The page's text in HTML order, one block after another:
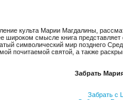
культа Марии Магдалины,
смысле книга представляет
символический мир позднего
почитаемой святой, а также
Забрать
Забрать с